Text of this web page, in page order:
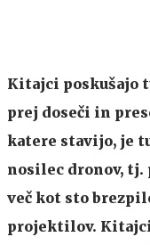
Kitajci poskušajo
prej doseči in
katere stavijo, je
nosilec dronov, tj.
več kot sto
projektilov.